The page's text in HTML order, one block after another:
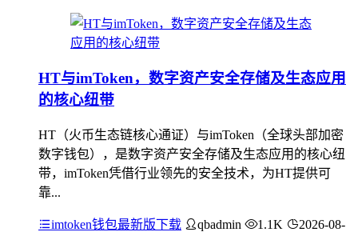
HT与imToken，数字资产安全存储及生态应用
的核心纽带
HT（火币生态链核心通证）与imToken（全球头部加密
数字钱包），是数字资产安全存储及生态应用的核心纽
带，imToken凭借行业领先的安全技术，为HT提供可
靠...
imtoken钱包最新版下载 qbadmin 1.1K
2026-08-